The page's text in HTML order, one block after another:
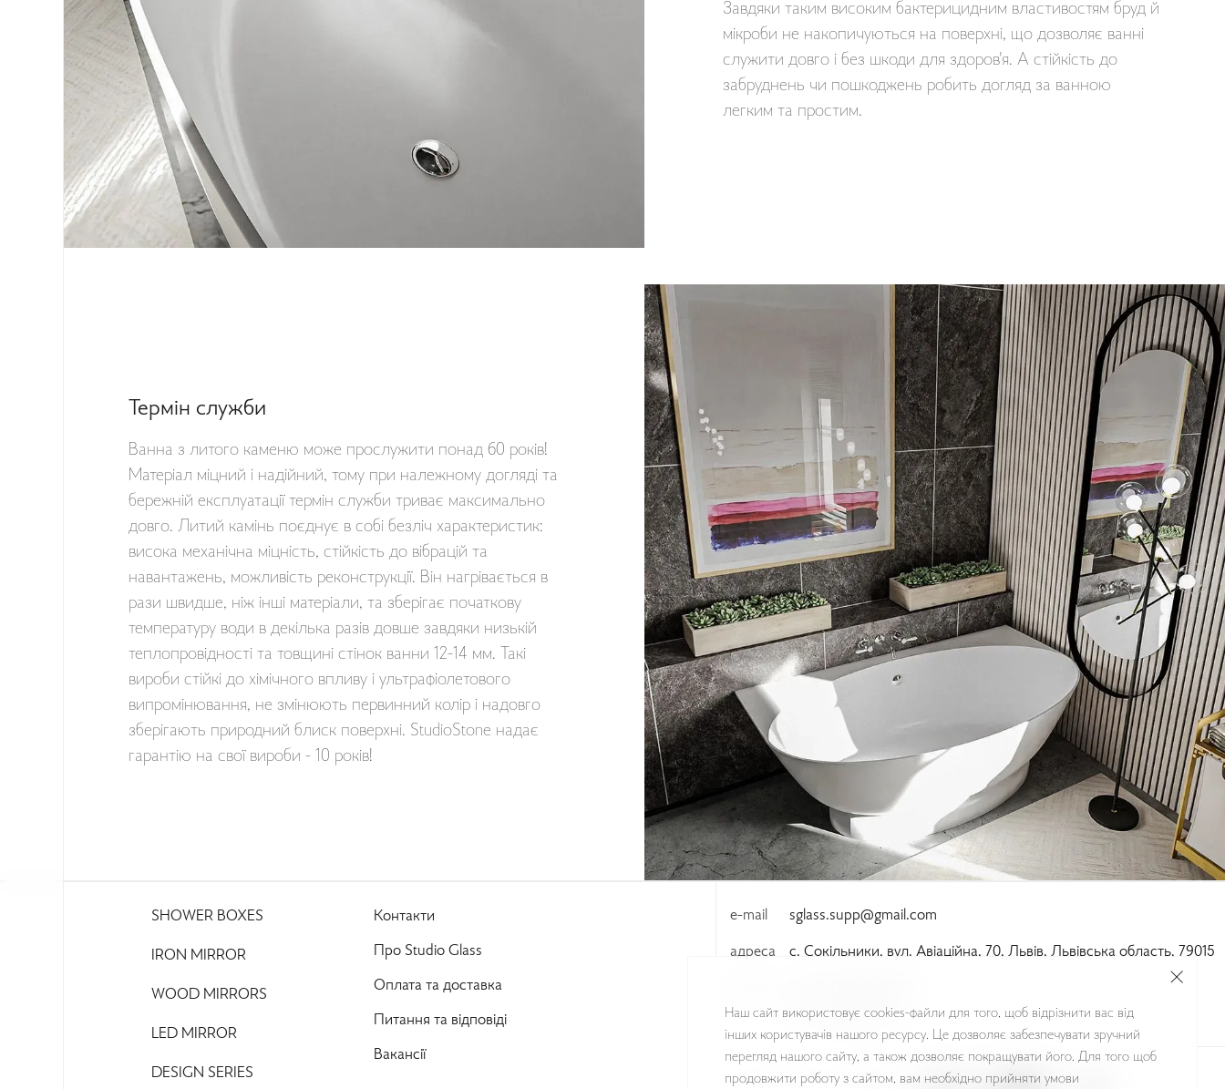
Завдяки таким високим бактерицидним властивостям бруд й
мікроби не накопичуються на поверхні, що дозволяє ванні
служити довго і без шкоди для здоров'я. А стійкість до
забруднень чи пошкоджень робить догляд за ванною
легким та простим.
Термін служби
Ванна з литого каменю може прослужити понад 60 років!
Матеріал міцний і надійний, тому при належному догляді та
бережній експлуатації термін служби триває максимально
довго. Литий камінь поєднує в собі безліч характеристик:
висока механічна міцність, стійкість до вібрацій та
навантажень, можливість реконструкції. Він нагрівається в
рази швидше, ніж інші матеріали, та зберігає початкову
температуру води в декілька разів довше завдяки низькій
теплопровідності та товщині стінок ванни 12-14 мм. Такі
вироби стійкі до хімічного впливу і ультрафіолетового
випромінювання, не змінюють первинний колір і надовго
зберігають природний блиск поверхні. StudioStone надає
гарантію на свої вироби - 10 років!
SHOWER BOXES
IRON MIRROR
WOOD MIRRORS
LED MIRROR
DESIGN SERIES
Контакти
Про Studio Glass
Оплата та доставка
Питання та відповіді
Вакансії
e-mail sglass.supp@gmail.com
адреса с. Сокільники, вул. Авіаційна, 70, Львів, Львівська область, 79015
Сб-Нд: Вихідний
Наш сайт використовує cookies-файли для того, щоб відрізнити вас від
інших користувачів нашого ресурсу. Це дозволяє забезпечувати зручний
перегляд нашого сайту, а також дозволяє покращувати його. Для того щоб
продовжити роботу з сайтом, вам необхідно прийняти умови